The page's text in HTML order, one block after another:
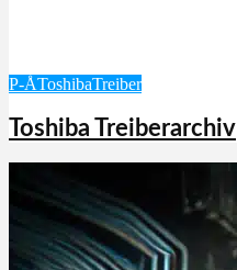
P-ÅToshibaTreiber
Toshiba Treiberarchiv